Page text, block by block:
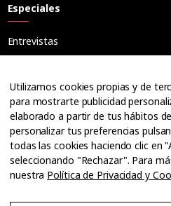
Especiales
Entrevistas
Ópticos
Cuadernos
Guías
Dossier
Anuarios
Ofertas de empleo
Utilizamos cookies propias y de
para mostrarte publicidad
elaborado a partir de tus hábitos
personalizar tus preferencias
todas las cookies haciendo clic en
seleccionando "Rechazar". Para
nuestra Política de Privacidad y